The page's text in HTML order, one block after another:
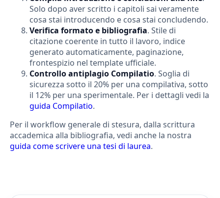
Solo dopo aver scritto i capitoli sai veramente
cosa stai introducendo e cosa stai concludendo.
Verifica formato e bibliografia. Stile di
citazione coerente in tutto il lavoro, indice
generato automaticamente, paginazione,
frontespizio nel template ufficiale.
Controllo antiplagio Compilatio. Soglia di
sicurezza sotto il 20% per una compilativa, sotto
il 12% per una sperimentale. Per i dettagli vedi la
guida Compilatio.
Per il workflow generale di stesura, dalla scrittura
accademica alla bibliografia, vedi anche la nostra
guida come scrivere una tesi di laurea.